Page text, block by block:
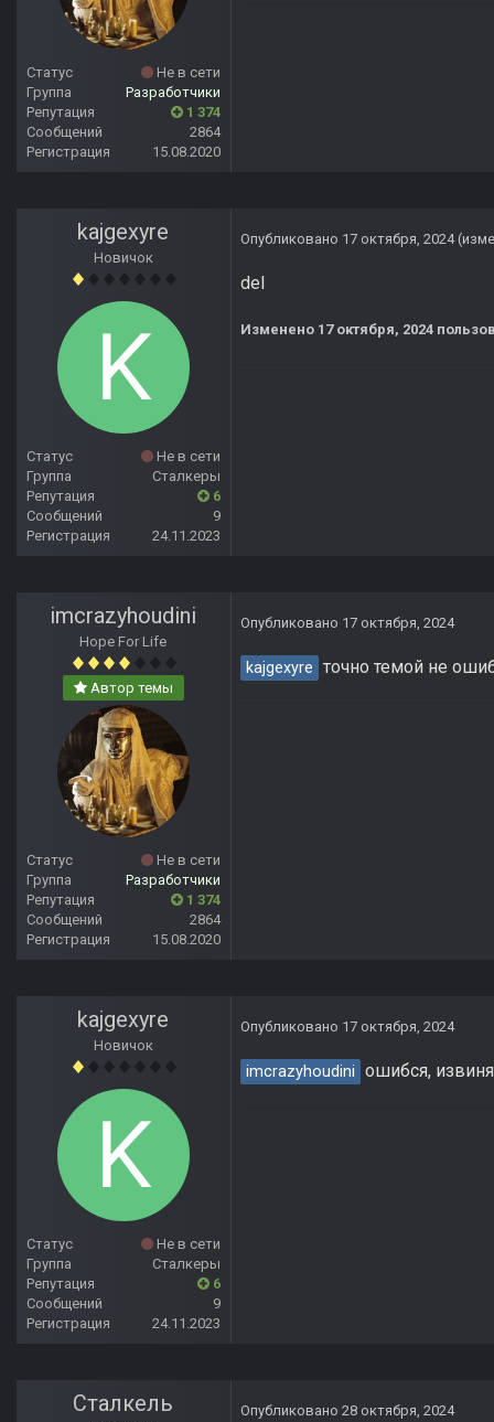
Статус
Не в сети
Группа
Разработчики
Репутация
1 374
Сообщений
2864
Регистрация
15.08.2020
kajgexyre
Новичок
Статус
Не в сети
Группа
Сталкеры
Репутация
6
Сообщений
9
Регистрация
24.11.2023
Опубликовано 17 октября, 2024
del
Изменено 17 октября, 2024
imcrazyhoudini
Hope For Life
Автор темы
Статус
Не в сети
Группа
Разработчики
Репутация
1 374
Сообщений
2864
Регистрация
15.08.2020
Опубликовано 17 октября, 2024
kajgexyre точно темой не
kajgexyre
Новичок
Статус
Не в сети
Группа
Сталкеры
Репутация
6
Сообщений
9
Регистрация
24.11.2023
Опубликовано 17 октября, 2024
imcrazyhoudini ошибся,
Сталкель Опубликовано 28 октября, 2024